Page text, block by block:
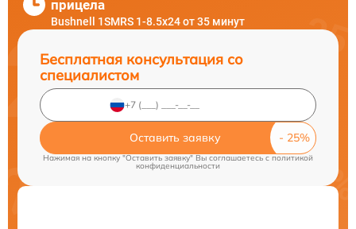
прицела
Bushnell 1SMRS 1-8.5x24 от 35 минут
Бесплатная консультация со
специалистом
Оставить заявку
Нажимая на кнопку "Оставить заявку" Вы соглашаетесь cполитикой
конфиденциальности